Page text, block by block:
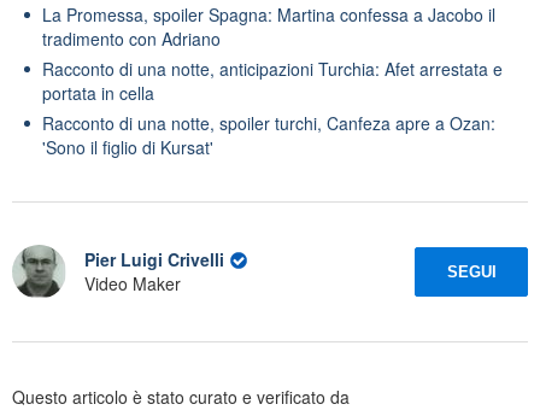
La Promessa, spoiler Spagna: Martina confessa a Jacobo il
tradimento con Adriano
Racconto di una notte, anticipazioni Turchia: Afet arrestata e
portata in cella
Racconto di una notte, spoiler turchi, Canfeza apre a Ozan:
'Sono il figlio di Kursat'
Pier Luigi Crivelli
Video Maker
SEGUI
Questo articolo è stato curato e verificato da